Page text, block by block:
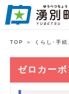
TOP くらし･手続
ゼロカーボ